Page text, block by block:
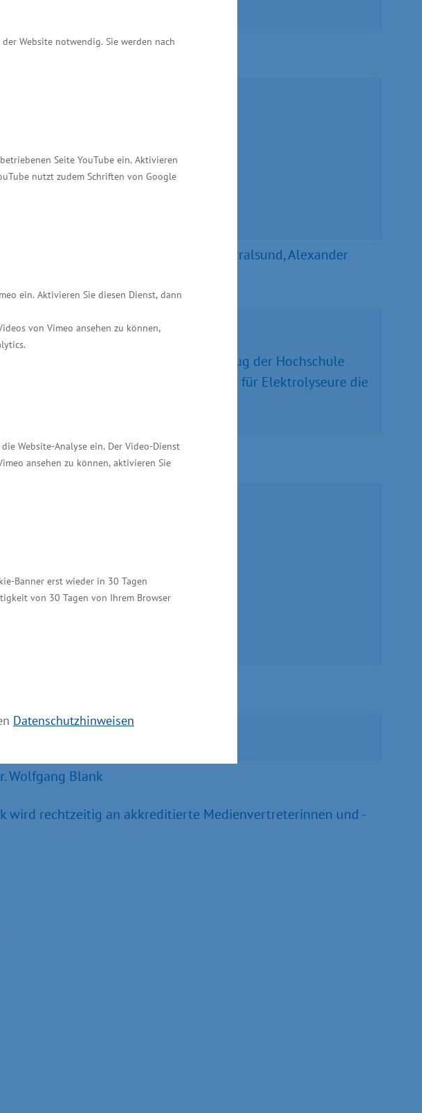
Website notwendig. Sie werden nach
Seite YouTube ein. Aktivieren
nutzt zudem Schriften von Google
ein. Aktivieren Sie diesen Dienst, dann
von Vimeo ansehen zu können,
Website-Analyse ein. Der Video-Dienst
ansehen zu können, aktivieren Sie
Banner erst wieder in 30 Tagen
von 30 Tagen von Ihrem Browser
Datenschutzhinweisen
und den Oberbürgermeister von Stralsund, Alexander
darunter das Wasserstofffahrzeug der Hochschule
elementarhy präsentiert Membranen für Elektrolyseure die
Stralsund
Wolfgang Blank
wird rechtzeitig an akkreditierte Medienvertreterinnen und -